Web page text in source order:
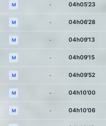
M - 04h05'23
M - 04h06'28
M - 04h09'13
M - 04h09'15
M - 04h09'52
M - 04h10'00
M - 04h10'06